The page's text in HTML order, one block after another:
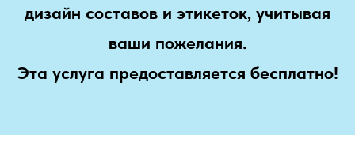
дизайн составов и этикеток, учитывая
ваши пожелания.
Эта услуга предоставляется бесплатно!